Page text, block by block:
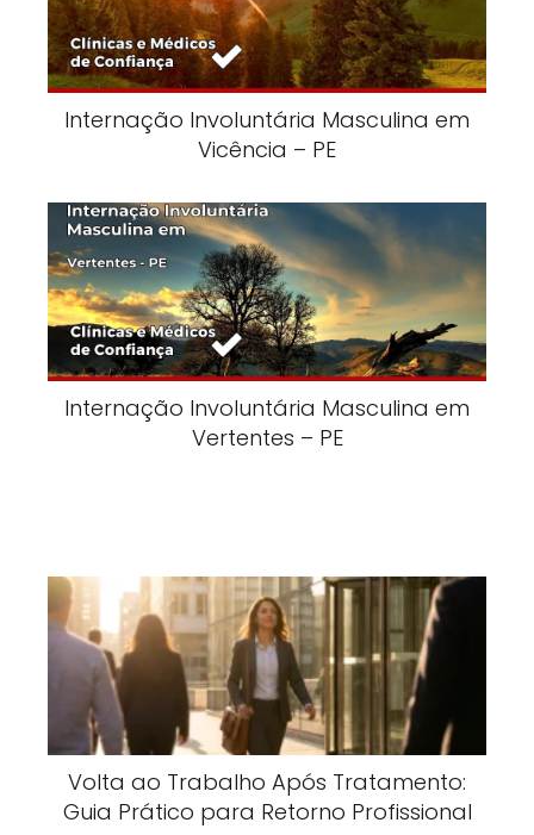
Internação Involuntária Masculina em
Vicência – PE
Internação Involuntária Masculina em
Vertentes – PE
Volta ao Trabalho Após Tratamento:
Guia Prático para Retorno Profissional